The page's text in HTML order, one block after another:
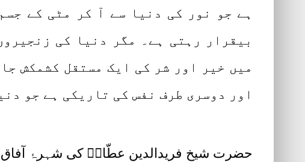
ہے جو نور کی دنیا سے آ کر مٹی کے
بیقرار رہتی ہے۔ مگر دنیا کی
میں خیر اور شر کی ایک مستقل کشمکش
اور دوسری طرف نفس کی تاریکی ہے جو
حضرت شیخ فریدالدین عطّارؒ کی شہرۂ آفاق